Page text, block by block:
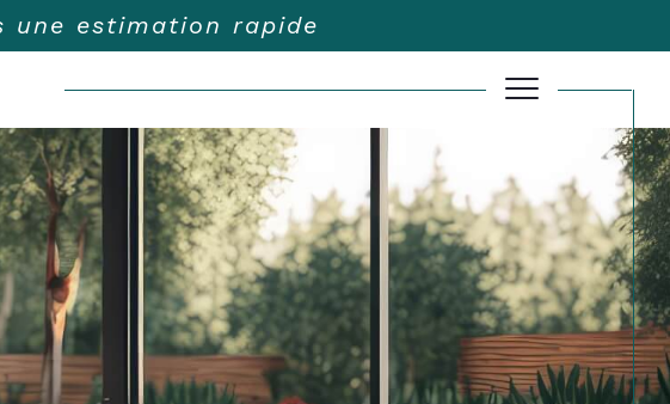
une estimation rapide
Filtrer
Réinitialiser les filtres